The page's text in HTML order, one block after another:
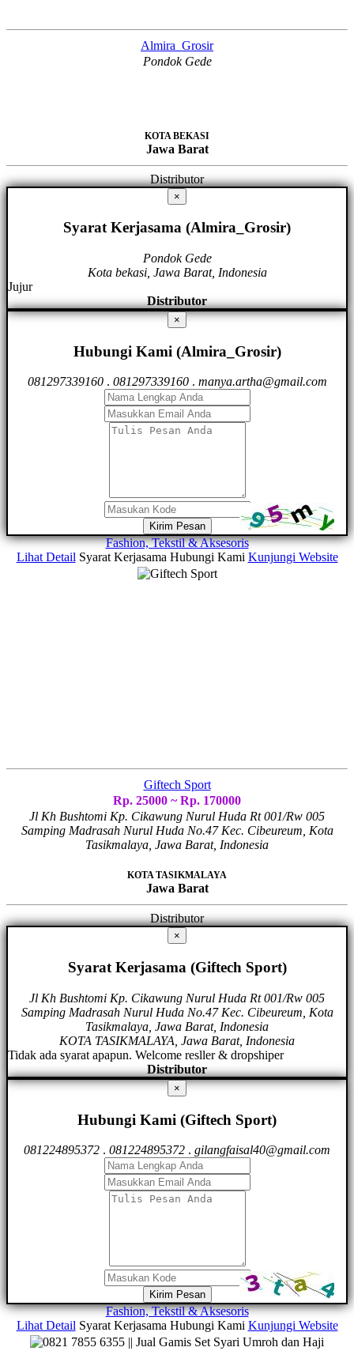
Almira_Grosir
Pondok Gede
KOTA BEKASI
Jawa Barat
Distributor
×
Syarat Kerjasama (Almira_Grosir)
Pondok Gede
Kota bekasi, Jawa Barat, Indonesia
Jujur
Distributor
×
Hubungi Kami (Almira_Grosir)
081297339160. 081297339160. manya.artha@gmail.com
Kirim Pesan
Fashion, Tekstil & Aksesoris
Lihat Detail Syarat Kerjasama Hubungi Kami Kunjungi Website
Giftech Sport
Rp. 25000 ~ Rp. 170000
Jl Kh Bushtomi Kp. Cikawung Nurul Huda Rt 001/Rw 005
Samping Madrasah Nurul Huda No.47 Kec. Cibeureum, Kota
Tasikmalaya, Jawa Barat, Indonesia
KOTA TASIKMALAYA
Jawa Barat
Distributor
×
Syarat Kerjasama (Giftech Sport)
Jl Kh Bushtomi Kp. Cikawung Nurul Huda Rt 001/Rw 005
Samping Madrasah Nurul Huda No.47 Kec. Cibeureum, Kota
Tasikmalaya, Jawa Barat, Indonesia
KOTA TASIKMALAYA, Jawa Barat, Indonesia
Tidak ada syarat apapun. Welcome resller & dropshiper
Distributor
×
Hubungi Kami (Giftech Sport)
081224895372 . 081224895372 . gilangfaisal40@gmail.com
Kirim Pesan
Fashion, Tekstil & Aksesoris
Lihat Detail Syarat Kerjasama Hubungi Kami Kunjungi Website